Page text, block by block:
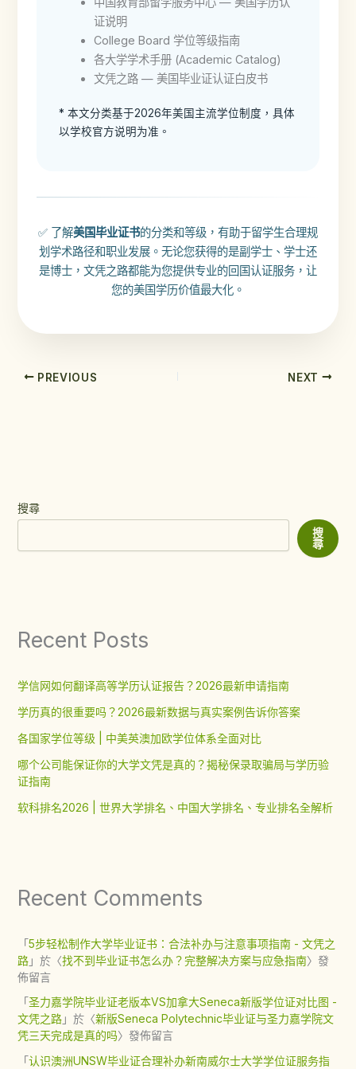
证说明
College Board 学位等级指南
各大学学术手册 (Academic Catalog)
文凭之路 — 美国毕业证认证白皮书
* 本文分类基于2026年美国主流学位制度，具体
以学校官方说明为准。
✅ 了解美国毕业证书的分类和等级，有助于留学生合理规
划学术路径和职业发展。无论您获得的是副学士、学士还
是博士，文凭之路都能为您提供专业的回国认证服务，让
您的美国学历价值最大化。
PREVIOUS NEXT
搜尋
搜
尋
Recent Posts
学信网如何翻译高等学历认证报告？2026最新申请指南
学历真的很重要吗？2026最新数据与真实案例告诉你答案
各国家学位等级 | 中美英澳加欧学位体系全面对比
哪个公司能保证你的大学文凭是真的？揭秘保录取骗局与学历验
证指南
软科排名2026 | 世界大学排名、中国大学排名、专业排名全解析
Recent Comments
「5步轻松制作大学毕业证书：合法补办与注意事项指南 - 文凭之
路」於〈找不到毕业证书怎么办？完整解决方案与应急指南〉發
佈留言
「圣力嘉学院毕业证老版本VS加拿大Seneca新版学位证对比图 -
文凭之路」於〈新版Seneca Polytechnic毕业证与圣力嘉学院文
凭三天完成是真的吗〉發佈留言
「认识澳洲UNSW毕业证合理补办新南威尔士大学学位证服务指